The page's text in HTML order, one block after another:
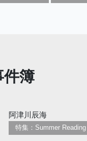
簿
阿津川辰海
特集：Summer Reading